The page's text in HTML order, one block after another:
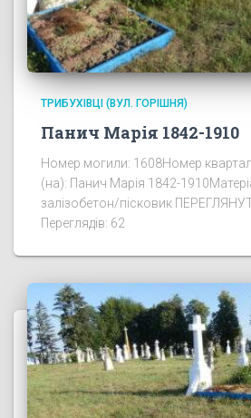
ТРИБУХІВЦІ (ВУЛ. ГОРІШНЯ)
Панич Марія 1842-1910
Номер могили: 1608Номер
(на): Панич Марія 1842-
залізобетон/пісковик
Переглядів: 62